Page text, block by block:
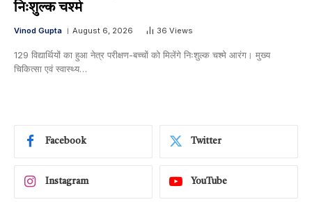
निःशुल्क चश्मे
Vinod Gupta August 6, 2026 36 Views
129 विद्यार्थियों का हुआ नेत्र परीक्षण-बच्चों को मिलेंगे निःशुल्क चश्मे आरंग। मुख्य
चिकित्सा एवं स्वास्थ्य…
Facebook Twitter
Instagram YouTube